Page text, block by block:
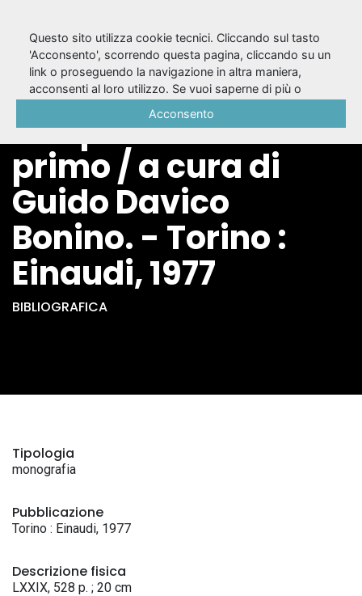
La commedia del
Cinquecento. Tomo
primo / a cura di
Guido Davico
Bonino. - Torino :
Einaudi, 1977
BIBLIOGRAFICA
Tipologia
monografia
Pubblicazione
Torino : Einaudi, 1977
Descrizione fisica
LXXIX, 528 p. ; 20 cm
Questo sito utilizza cookie tecnici. Cliccando sul tasto
'Acconsento', scorrendo questa pagina, cliccando su un
link o proseguendo la navigazione in altra maniera,
acconsenti al loro utilizzo. Se vuoi saperne di più o
Acconsento